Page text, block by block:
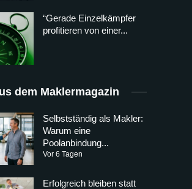
“Gerade Einzelkämpfer
profitieren von einer...
dem Maklermagazin
Selbstständig als Makler:
Warum eine
Poolanbindung...
Vor 6 Tagen
Erfolgreich bleiben statt